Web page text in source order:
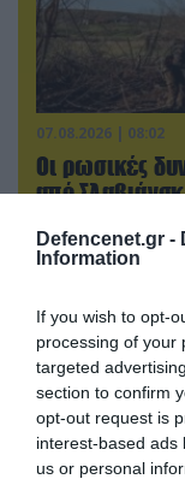
Defencenet.gr -
Information
If you wish to opt-
processing of your
targeted
section to confirm
opt-out request is
interest-based ads
us or personal
07.08.2026 | 08:02
Οι ρωσικές
από